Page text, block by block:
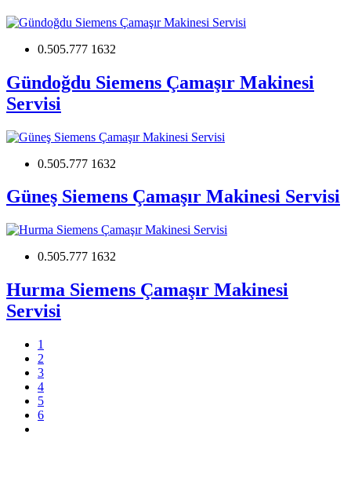
0.505.777 1632
Gündoğdu Siemens Çamaşır Makinesi
Servisi
0.505.777 1632
Güneş Siemens Çamaşır Makinesi Servisi
0.505.777 1632
Hurma Siemens Çamaşır Makinesi
Servisi
1
2
3
4
5
6